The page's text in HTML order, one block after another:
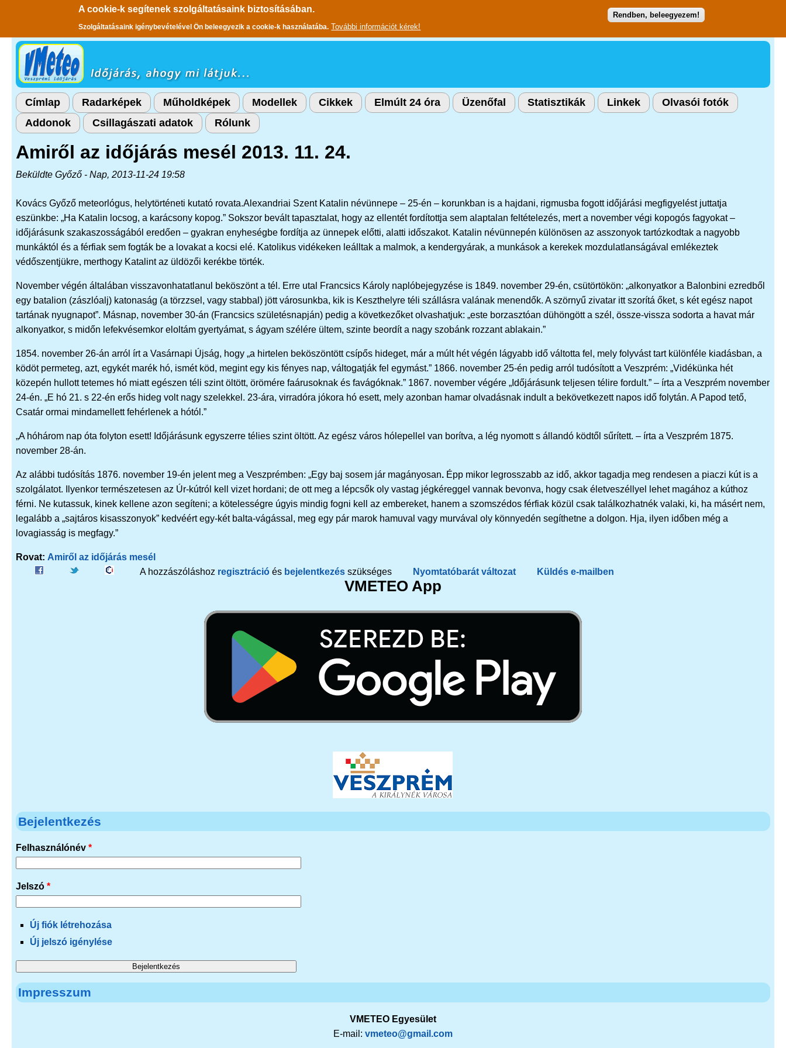
A cookie-k segítenek szolgáltatásaink biztosításában.
Szolgáltatásaink igénybevételével Ön beleegyezik a cookie-k használatába. További információt kérek!
Rendben, beleegyezem!
Ugrás a tartalomra
Címlap Radarképek Műholdképek Modellek Cikkek Elmúlt 24 óra Üzenőfal Statisztikák Linkek
Olvasói fotók
Addonok
Csillagászati adatok Rólunk
Amiről az időjárás mesél 2013. 11. 24.
Beküldte Győző- Nap, 2013-11-24 19:58
Kovács Győző meteorlógus, helytörténeti kutató rovata.Alexandriai Szent Katalin névünnepe – 25-én – korunkban is a hajdani, rigmusba fogott időjárási megfigyelést juttatja
eszünkbe: „Ha Katalin locsog, a karácsony kopog.” Sokszor bevált tapasztalat, hogy az ellentét fordítottja sem alaptalan feltételezés, mert a november végi kopogós fagyokat –
időjárásunk szakaszosságából eredően – gyakran enyheségbe fordítja az ünnepek előtti, alatti időszakot. Katalin névünnepén különösen az asszonyok tartózkodtak a nagyobb
munkáktól és a férfiak sem fogták be a lovakat a kocsi elé. Katolikus vidékeken leálltak a malmok, a kendergyárak, a munkások a kerekek mozdulatlanságával emlékeztek
védőszentjükre, merthogy Katalint az üldözői kerékbe törték.
November végén általában visszavonhatatlanul beköszönt a tél. Erre utal Francsics Károly naplóbejegyzése is 1849. november 29-én, csütörtökön: „alkonyatkor a Balonbini ezredből
egy batalion (zászlóalj) katonaság (a törzzsel, vagy stabbal) jött városunkba, kik is Keszthelyre téli szállásra valának menendők. A szörnyű zivatar itt szorítá őket, s két egész napot
tartának nyugnapot”. Másnap, november 30-án (Francsics születésnapján) pedig a következőket olvashatjuk: „este borzasztóan dühöngött a szél, össze-vissza sodorta a havat már
alkonyatkor, s midőn lefekvésemkor eloltám gyertyámat, s ágyam szélére ültem, szinte beordít a nagy szobánk rozzant ablakain.”
1854. november 26-án arról írt a Vasárnapi Újság, hogy „a hirtelen beköszöntött csípős hideget, már a múlt hét végén lágyabb idő váltotta fel, mely folyvást tart különféle kiadásban, a
ködöt permeteg, azt, egykét marék hó, ismét köd, megint egy kis fényes nap, váltogatják fel egymást.” 1866. november 25-én pedig arról tudósított a Veszprém: „Vidékünka hét
közepén hullott tetemes hó miatt egészen téli szint öltött, örömére faárusoknak és favágóknak.” 1867. november végére „Időjárásunk teljesen télire fordult.” – írta a Veszprém november
24-én. „E hó 21. s 22-én erős hideg volt nagy szelekkel. 23-ára, virradóra jókora hó esett, mely azonban hamar olvadásnak indult a bekövetkezett napos idő folytán. A Papod tető,
Csatár ormai mindamellett fehérlenek a hótól.”
„A hóhárom nap óta folyton esett! Időjárásunk egyszerre télies szint öltött. Az egész város hólepellel van borítva, a lég nyomott s állandó ködtől sűrített. – írta a Veszprém 1875.
november 28-án.
Az alábbi tudósítás 1876. november 19-én jelent meg a Veszprémben: „Egy baj sosem jár magányosan. Épp mikor legrosszabb az idő, akkor tagadja meg rendesen a piaczi kút is a
szolgálatot. Ilyenkor természetesen az Úr-kútról kell vizet hordani; de ott meg a lépcsők oly vastag jégkéreggel vannak bevonva, hogy csak életveszéllyel lehet magához a kúthoz
férni. Ne kutassuk, kinek kellene azon segíteni; a kötelességre úgyis mindig fogni kell az embereket, hanem a szomszédos férfiak közül csak találkozhatnék valaki, ki, ha másért nem,
legalább a „sajtáros kisasszonyok” kedvéért egy-két balta-vágással, meg egy pár marok hamuval vagy murvával oly könnyedén segíthetne a dolgon. Hja, ilyen időben még a
lovagiasság is megfagy.”
Rovat: Amiről az időjárás mesél
A hozzászóláshoz regisztrációés bejelentkezésszükséges Nyomtatóbarát változat Küldés e-mailben
VMETEO App
Bejelentkezés
Felhasználónév *
Jelszó *
Új fiók létrehozása
Új jelszó igénylése
Impresszum
VMETEO Egyesület
E-mail: vmeteo@gmail.com